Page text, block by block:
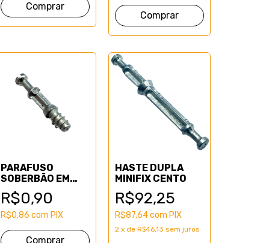
PARAFUSO
SOBERBÃO EM
PEÇA (MINIFIX)
R$0,90
R$0,86 com PIX
HASTE DUPLA
MINIFIX CENTO
R$92,25
R$87,64com PIX
2 x de R$46,13 sem juros